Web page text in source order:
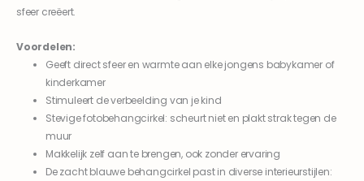
sfeer creëert.
Voordelen:
Geeft direct sfeer en warmte aan elke jongens babykamer of
kinderkamer
Stimuleert de verbeelding van je kind
Stevige fotobehangcirkel: scheurt niet en plakt strak tegen de
muur
Makkelijk zelf aan te brengen, ook zonder ervaring
De zacht blauwe behangcirkel past in diverse interieurstijlen: